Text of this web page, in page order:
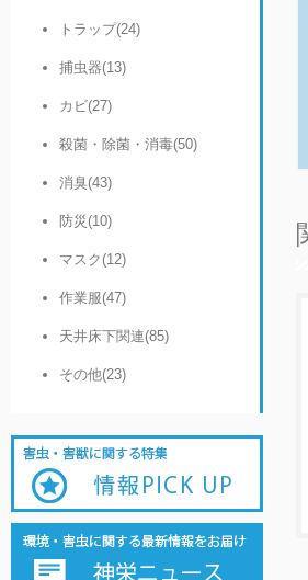
トラップ(24)
捕虫器(13)
カビ(27)
殺菌・除菌・消毒(50)
消臭(43)
防災(10)
マスク(12)
作業服(47)
天井床下関連(85)
その他(23)